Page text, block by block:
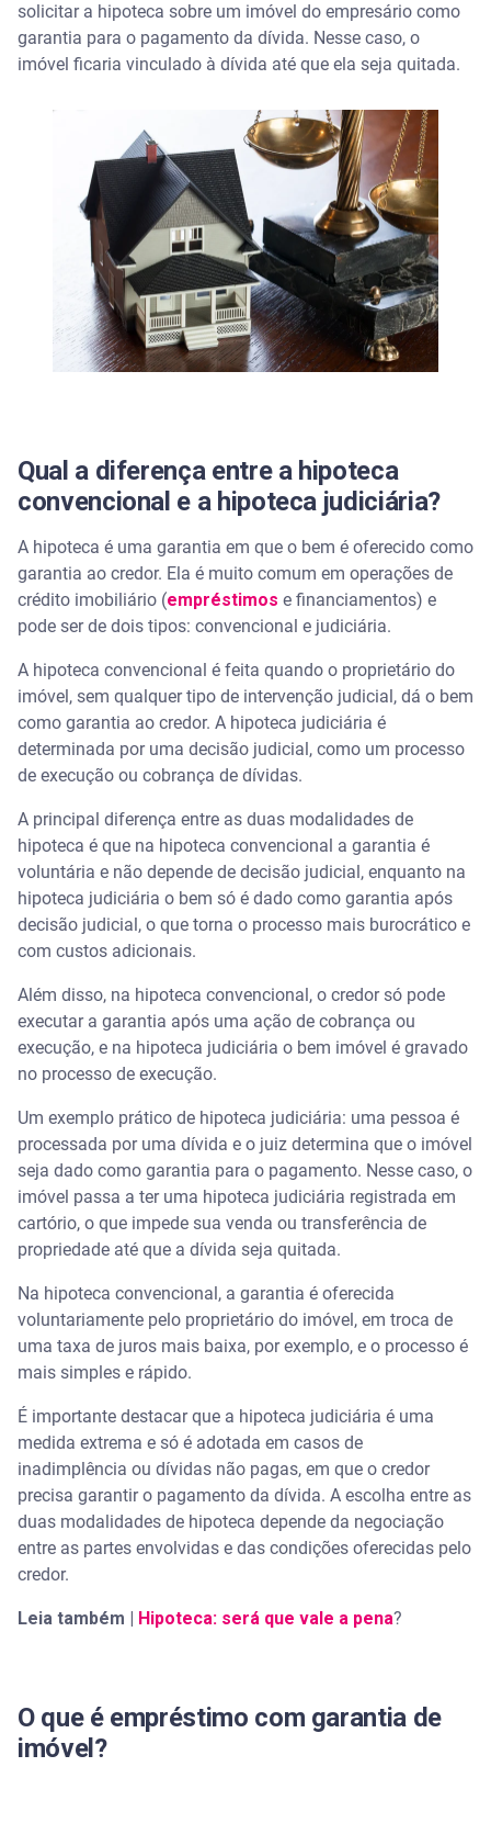
solicitar a hipoteca sobre um imóvel do empresário como
garantia para o pagamento da dívida. Nesse caso, o
imóvel ficaria vinculado à dívida até que ela seja quitada.
Qual a diferença entre a hipoteca
convencional e a hipoteca judiciária?
A hipoteca é uma garantia em que o bem é oferecido como
garantia ao credor. Ela é muito comum em operações de
crédito imobiliário (empréstimos e financiamentos) e
pode ser de dois tipos: convencional e judiciária.
A hipoteca convencional é feita quando o proprietário do
imóvel, sem qualquer tipo de intervenção judicial, dá o bem
como garantia ao credor. A hipoteca judiciária é
determinada por uma decisão judicial, como um processo
de execução ou cobrança de dívidas.
A principal diferença entre as duas modalidades de
hipoteca é que na hipoteca convencional a garantia é
voluntária e não depende de decisão judicial, enquanto na
hipoteca judiciária o bem só é dado como garantia após
decisão judicial, o que torna o processo mais burocrático e
com custos adicionais.
Além disso, na hipoteca convencional, o credor só pode
executar a garantia após uma ação de cobrança ou
execução, e na hipoteca judiciária o bem imóvel é gravado
no processo de execução.
Um exemplo prático de hipoteca judiciária: uma pessoa é
processada por uma dívida e o juiz determina que o imóvel
seja dado como garantia para o pagamento. Nesse caso, o
imóvel passa a ter uma hipoteca judiciária registrada em
cartório, o que impede sua venda ou transferência de
propriedade até que a dívida seja quitada.
Na hipoteca convencional, a garantia é oferecida
voluntariamente pelo proprietário do imóvel, em troca de
uma taxa de juros mais baixa, por exemplo, e o processo é
mais simples e rápido.
É importante destacar que a hipoteca judiciária é uma
medida extrema e só é adotada em casos de
inadimplência ou dívidas não pagas, em que o credor
precisa garantir o pagamento da dívida. A escolha entre as
duas modalidades de hipoteca depende da negociação
entre as partes envolvidas e das condições oferecidas pelo
credor.
Leia também | Hipoteca: será que vale a pena?
O que é empréstimo com garantia de
imóvel?